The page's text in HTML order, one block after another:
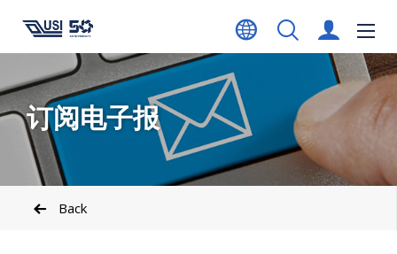
订阅电子报
Back